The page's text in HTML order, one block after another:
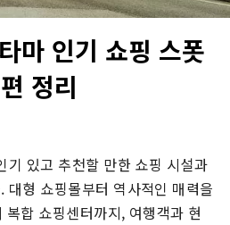
마 인기 쇼핑 스폿
정리
기 있고 추천할 만한 쇼핑 시설과
대형 쇼핑몰부터 역사적인 매력을
합 쇼핑센터까지, 여행객과 현